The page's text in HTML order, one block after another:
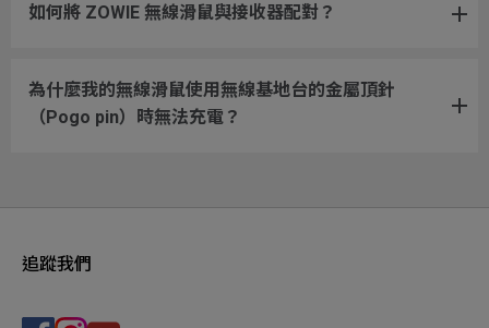
如何將 ZOWIE 無線滑鼠與接收器配對？
為什麼我的無線滑鼠使用無線基地台的金屬頂針
（Pogo pin）時無法充電？
追蹤我們